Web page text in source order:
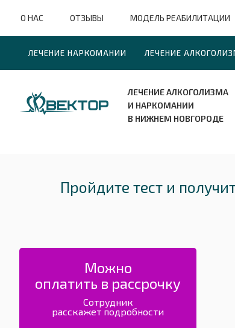
О НАС ОТЗЫВЫ МОДЕЛЬ РЕАБИЛИТАЦИИ
ЛЕЧЕНИЕ НАРКОМАНИИ ЛЕЧЕНИЕ
ЛЕЧЕНИЕ АЛКОГОЛИЗМА
И НАРКОМАНИИ
В НИЖНЕМ НОВГОРОДЕ
Пройдите тест и
Можно
оплатить в рассрочку
Сотрудник
расскажет подробности